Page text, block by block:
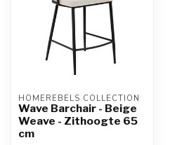
HOMEREBELS COLLECTION
Wave Barchair - Beige
Weave - Zithoogte 65
cm